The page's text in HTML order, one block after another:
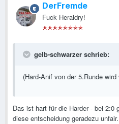
DerFremde
Fuck Heraldry!
gelb-schwarzer schrieb:
(Hard-Anif von der 5.Runde wird
Das ist hart für die Harder - bei 2:0
diese entscheidung geradezu unfair.